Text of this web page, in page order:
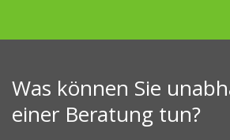
Was können Sie
einer Beratung tun?